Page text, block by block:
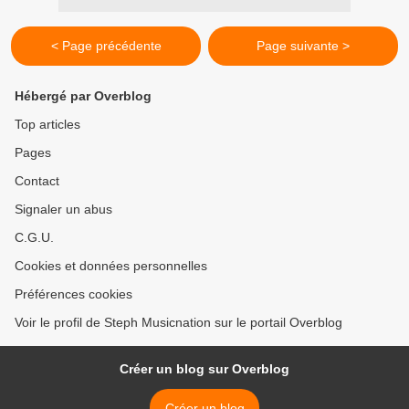
< Page précédente Page suivante >
Hébergé par Overblog
Top articles
Pages
Contact
Signaler un abus
C.G.U.
Cookies et données personnelles
Préférences cookies
Voir le profil de Steph Musicnation sur le portail Overblog
Créer un blog sur Overblog